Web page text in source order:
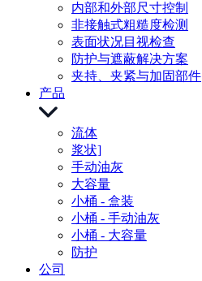
内部和外部尺寸控制
非接触式粗糙度检测
表面状况目视检查
防护与遮蔽解决方案
夹持、夹紧与加固部件
产品
流体
浆状]
手动油灰
大容量
小桶 - 盒装
小桶 - 手动油灰
小桶 - 大容量
防护
公司